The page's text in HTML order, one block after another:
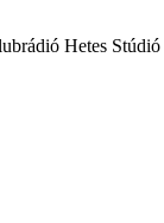
Hetes